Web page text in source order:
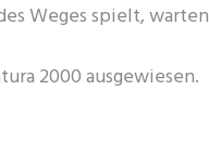
Weges spielt, warten
2000 ausgewiesen.